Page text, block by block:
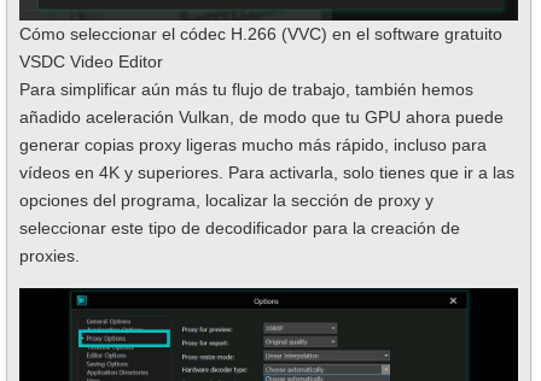
Cómo seleccionar el códec H.266 (VVC) en el software gratuito
VSDC Video Editor
Para simplificar aún más tu flujo de trabajo, también hemos
añadido aceleración Vulkan, de modo que tu GPU ahora puede
generar copias proxy ligeras mucho más rápido, incluso para
vídeos en 4K y superiores. Para activarla, solo tienes que ir a las
opciones del programa, localizar la sección de proxy y
seleccionar este tipo de decodificador para la creación de
proxies.